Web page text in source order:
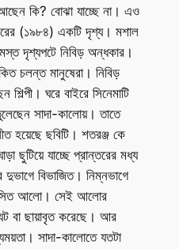
কি? বোঝা যাচ্ছে না। এও
(১৯৮৪) একটি দৃশ্য। মশাল
দৃশ্যপটে নিবিড় অন্ধকার।
চলন্ত মানুষেরা। নিবিড়
ঘরে বাইরে সিনেমাটি
সাদা-কালোয়। তাতে
হয়েছে ছবিটি। শতরঞ্জ কে
ছুটিয়ে যাচ্ছে প্রান্তরের মধ্য
দুভাগে বিভাজিত। নিম্নভাগে
আলো। সেই আলোর
বা ছায়াবৃত করেছে। আর
সাদা-কালোতে যতটা